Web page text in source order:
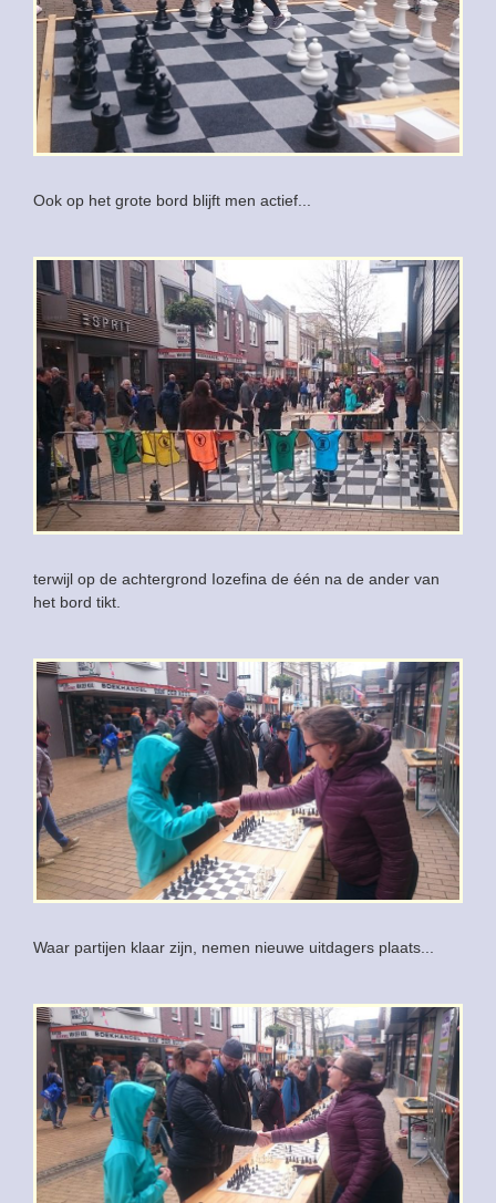
Ook op het grote bord blijft men actief...
terwijl op de achtergrond Iozefina de één na de ander van
het bord tikt.
Waar partijen klaar zijn, nemen nieuwe uitdagers plaats...